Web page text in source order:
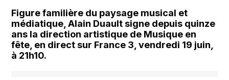
Figure familière du paysage musical et
médiatique, Alain Duault signe depuis quinze
ans la direction artistique de Musique en
fête, en direct sur France 3, vendredi 19 juin,
à 21h10.